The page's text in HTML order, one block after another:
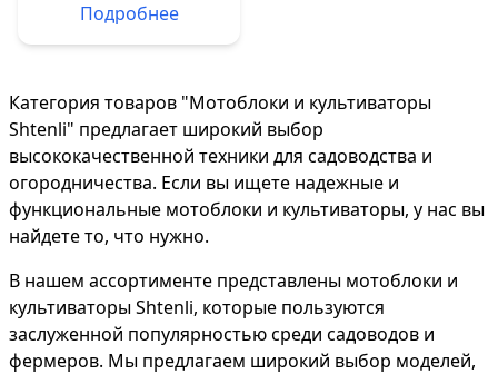
Подробнее
Категория товаров "Мотоблоки и культиваторы
Shtenli" предлагает широкий выбор
высококачественной техники для садоводства и
огородничества. Если вы ищете надежные и
функциональные мотоблоки и культиваторы, у нас вы
найдете то, что нужно.
В нашем ассортименте представлены мотоблоки и
культиваторы Shtenli, которые пользуются
заслуженной популярностью среди садоводов и
фермеров. Мы предлагаем широкий выбор моделей,